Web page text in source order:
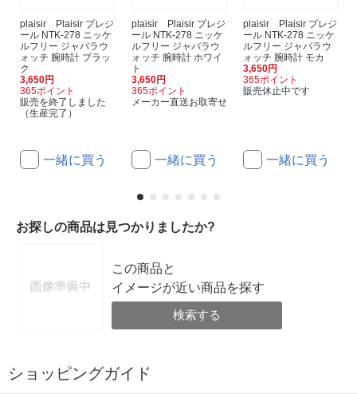
plaisir Plaisir プレジ
ール NTK-278 ニッケ
ルフリー ジャバラウ
ォッチ 腕時計 ブラッ
ク
3,650円
365ポイント
販売を終了しました
（生産完了）
一緒に買う
plaisir Plaisir プレジ
ール NTK-278 ニッケ
ルフリー ジャバラウ
ォッチ 腕時計 ホワイ
ト
3,650円
365ポイント
メーカー直送お取寄せ
一緒に買う
plaisir Plaisir プレジ
ール NTK-278 ニッケ
ルフリー ジャバラウ
ォッチ 腕時計 モカ
3,650円
365ポイント
販売休止中です
一緒に買う
お探しの商品は見つかりましたか?
この商品と
イメージが近い商品を探す
検索する
ショッピングガイド